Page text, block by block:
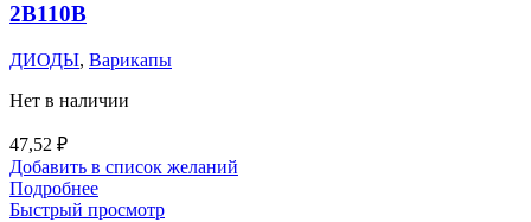
2В110В
ДИОДЫ, Варикапы
Нет в наличии
47,52 ₽
Добавить в список желаний
Подробнее
Быстрый просмотр